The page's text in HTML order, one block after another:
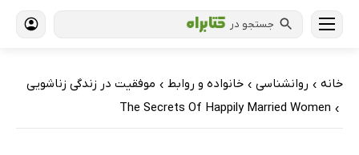
جستجو در
خانه › روانشناسی › خانواده و روابط › موفقیت در زندگی زناشویی
›
The Secrets Of Happily Married Women